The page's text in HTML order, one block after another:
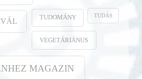
TUDOMÁNY TUDÁS
VEGETÁRIÁNUS
MAGAZIN